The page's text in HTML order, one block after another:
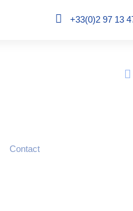
+33(0)2 97 13
Contact